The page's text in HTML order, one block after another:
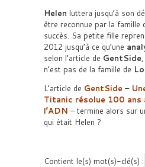
Helen luttera jusqu’à son
être reconnue par la famille
succès. Sa petite fille
2012 jusqu’à ce qu’une
selon l’article de GentSide
n’est pas de la famille de
L’article de GentSide –
Titanic résolue 100 ans
l’ADN – termine alors sur
qui était Helen ?
Contient le(s) mot(s)-clé(s) :